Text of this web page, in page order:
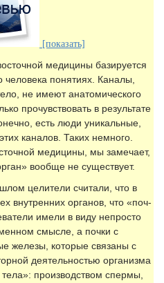
[показать]
медицины базируется
понятиях. Каналы,
не имеют анатомического
прочувствовать в результате
есть люди уникальные,
каналов. Таких немного.
медицины, мы замечает,
вообще не существует.
целители считали, что в
внутренних органов, что «поч­
имели в виду непросто
смысле, а почки с
железы, которые связаны с
деятельностью организма
производством спермы,